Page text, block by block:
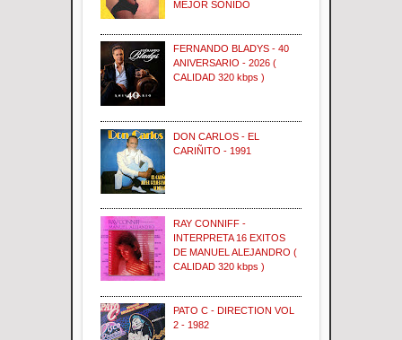
MEJOR SONIDO
FERNANDO BLADYS - 40
ANIVERSARIO - 2026 (
CALIDAD 320 kbps )
DON CARLOS - EL
CARIÑITO - 1991
RAY CONNIFF -
INTERPRETA 16 EXITOS
DE MANUEL ALEJANDRO (
CALIDAD 320 kbps )
PATO C - DIRECTION VOL
2 - 1982